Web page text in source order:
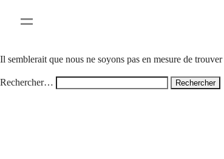
Rien ici
Il semblerait que nous ne soyons pas en mesure de
Rechercher…